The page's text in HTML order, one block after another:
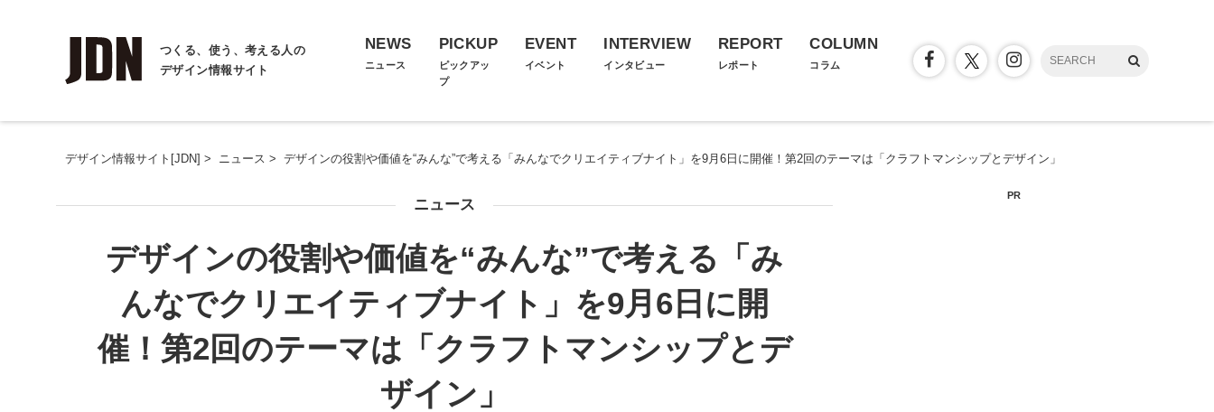
つくる、使う、考える人の
デザイン情報サイト
NEWS
ニュース
PICKUP
ピックアッ
プ
EVENT
イベント
INTERVIEW
インタビュー
REPORT
レポート
COLUMN
コラム
デザイン情報サイト[JDN] > ニュース > デザインの役割や価値を“みんな”で考える「みんなでクリエイティブナイト」を9月6日に開催！第2回のテーマは「クラフトマンシップとデザイン」
ニュース
デザインの役割や価値を“みんな”で考える「み
んなでクリエイティブナイト」を9月6日に開
催！第2回のテーマは「クラフトマンシップとデ
ザイン」
PR